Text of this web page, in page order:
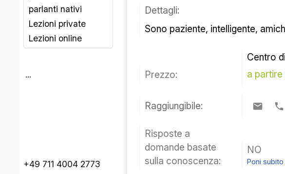
parlanti nativi
Lezioni private
Lezioni online
...
+49 711 4004 2773
Dettagli:
Sono paziente, intelligente,
Prezzo:
Centro
a partire
Raggiungibile:
Risposte a
domande basate
sulla conoscenza:
NO
Poni